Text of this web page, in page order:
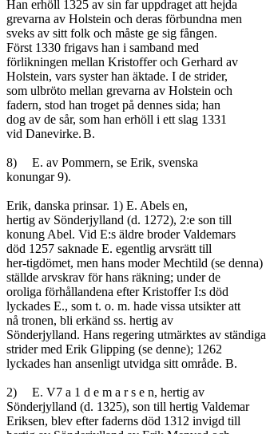
Han erhöll 1325 av sin far uppdraget att hejda
grevarna av Holstein och deras förbundna men
sveks av sitt folk och måste ge sig fången.
Först 1330 frigavs han i samband med
förlikningen mellan Kristoffer och Gerhard av
Holstein, vars syster han äktade. I de strider,
som ulbröto mellan grevarna av Holstein och
fadern, stod han troget på dennes sida; han
dog av de sår, som han erhöll i ett slag 1331
vid Danevirke.	B.
8)	E. av Pommern, se Erik, svenska
konungar 9).
Erik, danska prinsar. 1) E. Abels en,
hertig av Sönderjylland (d. 1272), 2:e son till
konung Abel. Vid E:s äldre broder Valdemars
död 1257 saknade E. egentlig arvsrätt till
her-tigdömet, men hans moder Mechtild (se denna)
ställde arvskrav för hans räkning; under de
oroliga förhållandena efter Kristoffer I:s död
lyckades E., som t. o. m. hade vissa utsikter att
nå tronen, bli erkänd ss. hertig av
Sönderjylland. Hans regering utmärktes av ständiga
strider med Erik Glipping (se denne); 1262
lyckades han ansenligt utvidga sitt område. B.
2)	E. V7 a 1 d e m a r s e n, hertig av
Sönderjylland (d. 1325), son till hertig Valdemar
Eriksen, blev efter faderns död 1312 invigd till